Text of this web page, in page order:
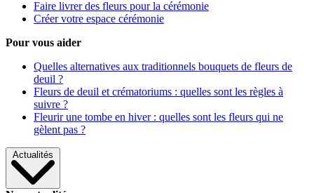
Faire livrer des fleurs pour la cérémonie
Créer votre espace cérémonie
Pour vous aider
Quelles alternatives aux traditionnels bouquets de fleurs de
deuil ?
Fleurs de deuil et crématoriums : quelles sont les règles à
suivre ?
Fleurir une tombe en hiver : quelles sont les fleurs qui ne
gèlent pas ?
Actualités